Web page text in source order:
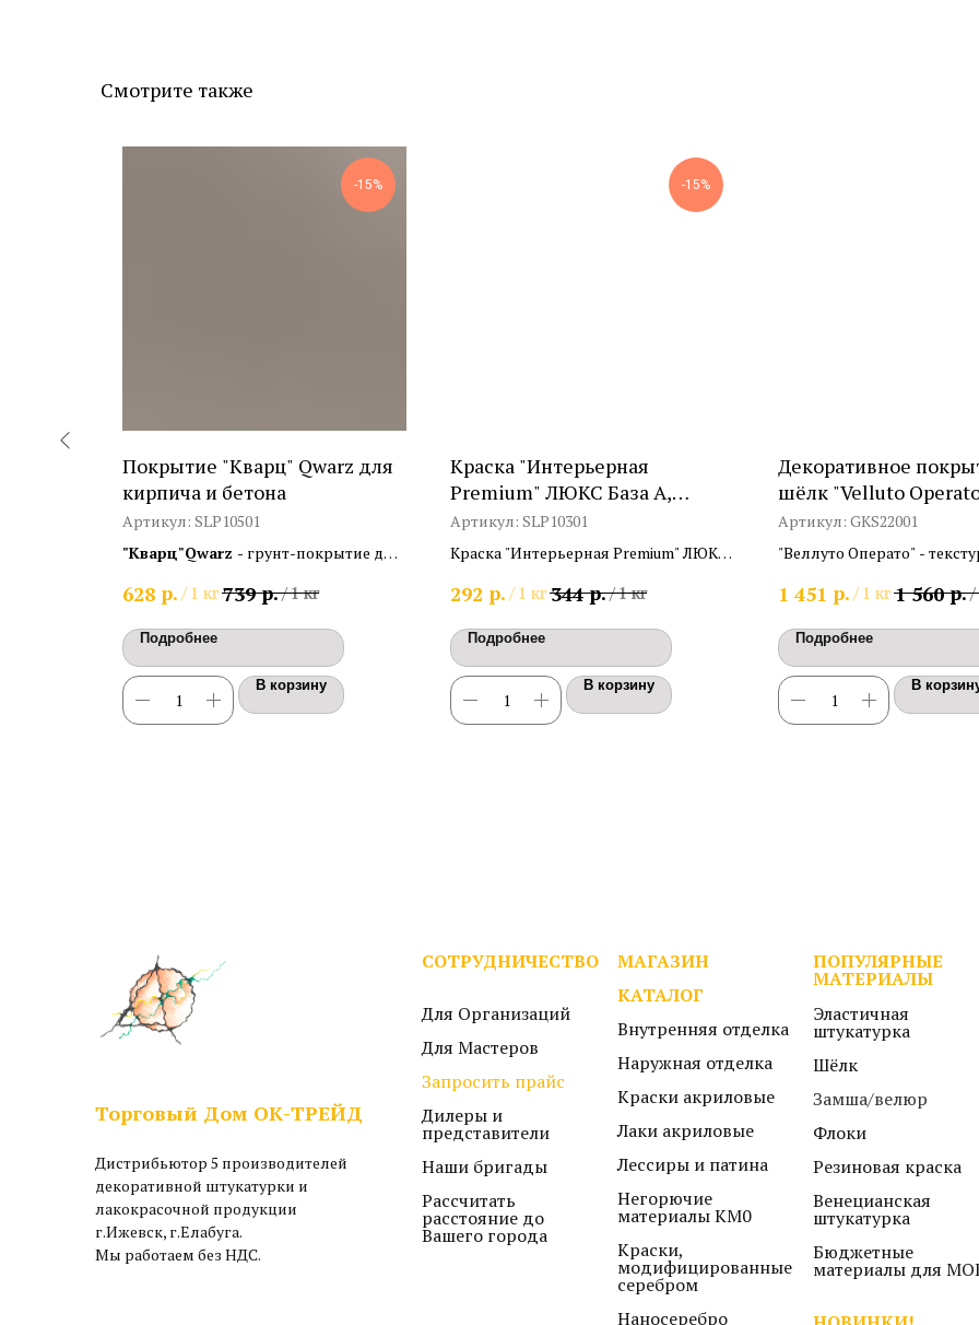
Смотрите также
-15%
Покрытие "Кварц" Qwarz для
кирпича и бетона
Артикул: SLP10501
"Кварц"Qwarz - грунт-покрытие для
внутренних работ на основе
Расход 0,25 - 0,3кг/м2.
628 р. / 1 кг739 р./1 кг
Подробнее
В корзину
-15%
Краска "Интерьерная
Premium" ЛЮКС База А,
моющаяся
Артикул: SLP10301
Краска "Интерьерная Premium" ЛЮКС
основе мраморной пудры База А
292 р. / 1 кг344 р./1 кг
Подробнее
В корзину
Декоративное
шёлк "Velluto
Артикул: GKS22001
"Веллуто Операто" -
бархатистый эффект.
1 451 р. / 1 кг1 560 р./
Подробнее
В
Торговый Дом ОК-ТРЕЙД
Дистрибьютор 5 производителей
декоративной штукатурки и
лакокрасочной продукции
г.Ижевск, г.Елабуга.
Мы работаем без НДС.
СОТРУДНИЧЕСТВО
Для Организаций
Для Мастеров
Запросить прайс
Дилеры и
представители
Наши бригады
Рассчитать
расстояние до
Вашего города
МАГАЗИН
КАТАЛОГ
Внутренняя отделка
Наружная отделка
Краски акриловые
Лаки акриловые
Лессиры и патина
Негорючие
материалы КМ0
Краски,
модифицированные
серебром
Наносеребро
ПОПУЛЯРНЫЕ
МАТЕРИАЛЫ
Эластичная
штукатурка
Шёлк
Замша/велюр
Флоки
Резиновая краска
Венецианская
штукатурка
Бюджетные
материалы для